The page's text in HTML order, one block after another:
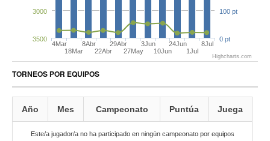
4Mar
18Mar
8Abr
22Abr
29Abr
27May
3Jun
10Jun
24Jun
1Jul
8Jul
3000
3500 0 pt
100 pt
Highcharts.com
TORNEOS POR EQUIPOS
Año Mes Campeonato Puntúa Juega
Este/a jugador/a no ha participado en ningún campeonato por equipos